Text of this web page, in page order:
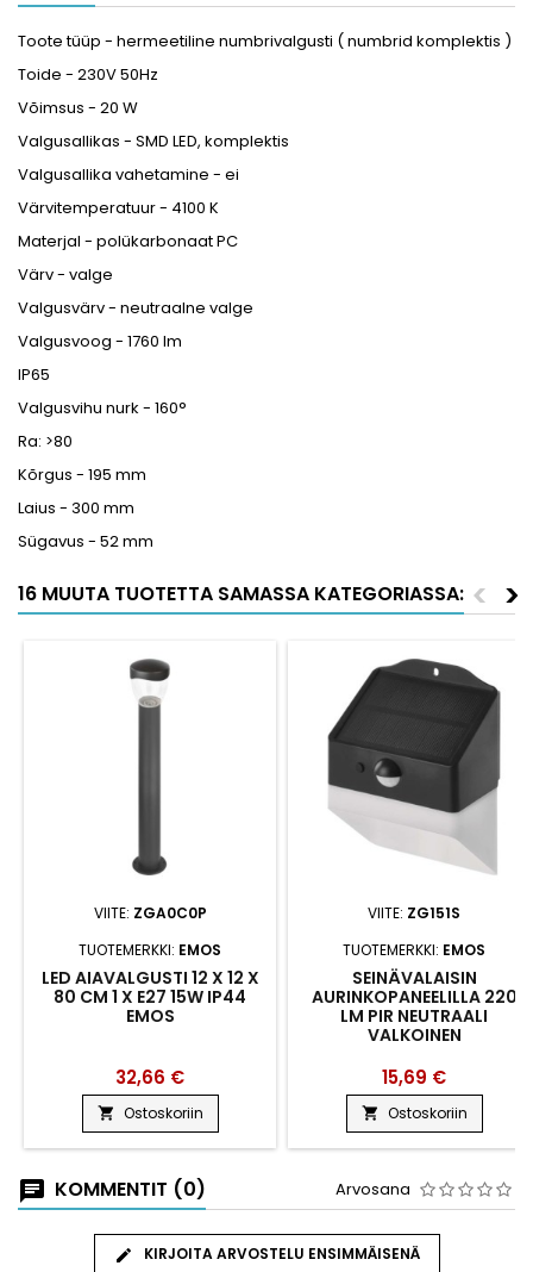
Toote tüüp - hermeetiline numbrivalgusti ( numbrid komplektis )
Toide - 230V 50Hz
Võimsus - 20 W
Valgusallikas - SMD LED, komplektis
Valgusallika vahetamine - ei
Värvitemperatuur - 4100 K
Materjal - polükarbonaat PC
Värv - valge
Valgusvärv - neutraalne valge
Valgusvoog - 1760 lm
IP65
Valgusvihu nurk - 160°
Ra: >80
Kõrgus - 195 mm
Laius - 300 mm
Sügavus - 52 mm
16 MUUTA TUOTETTA SAMASSA KATEGORIASSA: >
<
VIITE: ZGA0C0P
TUOTEMERKKI: EMOS
LED AIAVALGUSTI 12 X 12 X
80 CM 1 X E27 15W IP44
EMOS
32,66 €
 Ostoskoriin
VIITE: ZG151S
TUOTEMERKKI: EMOS
SEINÄVALAISIN
AURINKOPANEELILLA 220
LM PIR NEUTRAALI
VALKOINEN
15,69 €
 Ostoskoriin
KOMMENTIT (0) Arvosana
KIRJOITA ARVOSTELU ENSIMMÄISENÄ